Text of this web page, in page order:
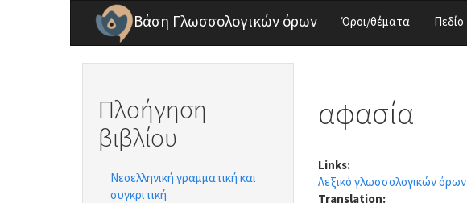
Παράκαμψη προς το κυρίως περιεχόμενο
Βάση Γλωσσολογικών όρων Όροι/θέματα Πεδίο
Πλοήγηση
βιβλίου
Νεοελληνική γραμματική και
συγκριτική
αφασία
Links:
Λεξικό γλωσσολογικών όρων
Translation: